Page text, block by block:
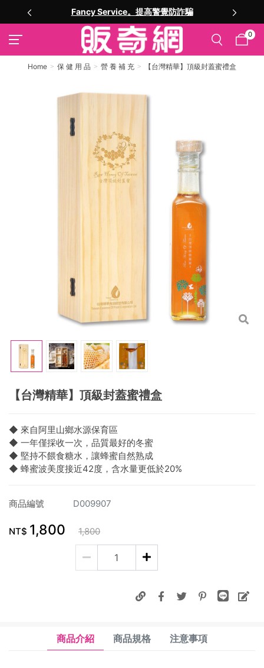
註冊就送購物金
0
Home 保 健 用 品 營 養 補 充 【台灣精華】頂級封蓋蜜禮盒
【台灣精華】頂級封蓋蜜禮盒
◆ 來自阿里山鄉水源保育區
◆ 一年僅採收一次，品質最好的冬蜜
◆ 堅持不餵食糖水，讓蜂蜜自然熟成
◆ 蜂蜜波美度接近42度，含水量更低於20%
商品編號 D009907
NT$ 1,800 1,800
商品介紹 商品規格 注意事項